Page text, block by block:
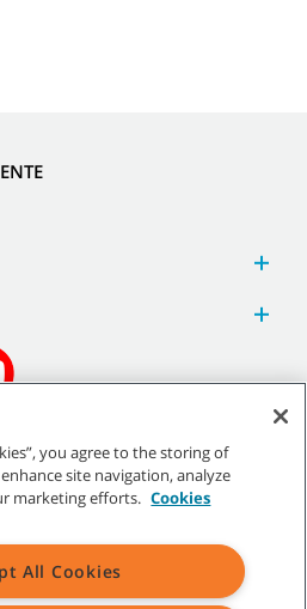
os direitos reservados.
| Termos de utilização
Termos
de venda
you agree to the storing of
site navigation, analyze
marketing efforts. Cookies
All Cookies